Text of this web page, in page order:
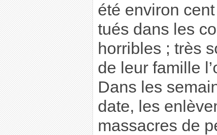
été environ
tués dans les
horribles ; très
de leur famille
Dans les
date, les
massacres de